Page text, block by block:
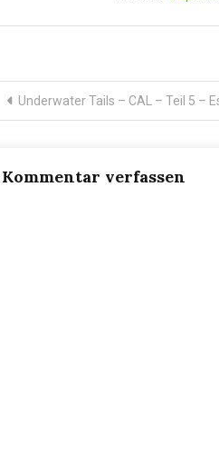
Underwater Tails – CAL – Teil 5 –
Kommentar verfassen